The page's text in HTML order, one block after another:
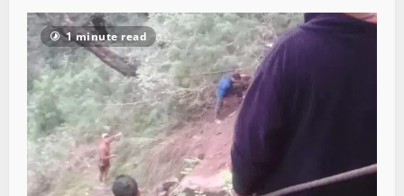
1 minute read